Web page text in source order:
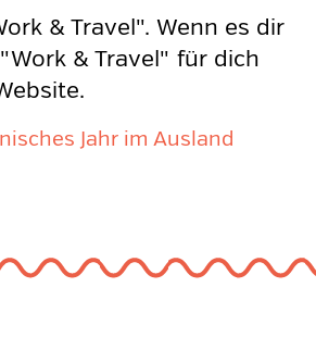
& Travel". Wenn es dir
& Travel" für dich
Jahr im Ausland